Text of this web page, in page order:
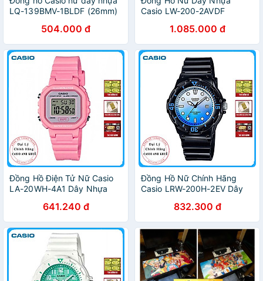
LQ-139BMV-1BLDF (26mm)
504.000 đ
Casio LW-200-2AVDF
1.085.000 đ
Đồng Hồ Điện Tử Nữ Casio
LA-20WH-4A1 Dây Nhựa
641.240 đ
Đồng Hồ Nữ Chính Hãng
Casio LRW-200H-2EV Dây
832.300 đ